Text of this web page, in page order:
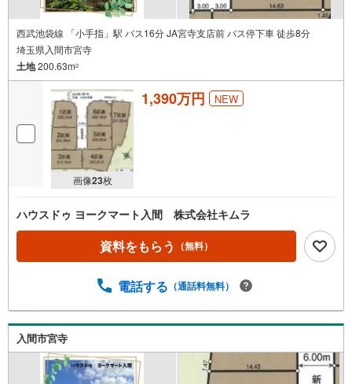
西武池袋線 「小手指」駅 バス16分 JA宮寺支店前 バス停下車 徒歩8分
埼玉県入間市宮寺
土地200.63m2
画像23枚
1,390万円 NEW
ハウスドゥ ヨークマート入間 株式会社キムラ
資料をもらう （無料）
電話する （通話料無料）
入間市宮寺